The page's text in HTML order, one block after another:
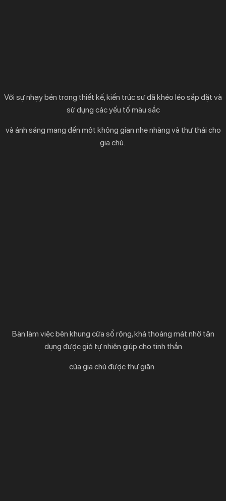
Với sự nhạy bén trong thiết kế, kiến trúc sư đã khéo léo sắp đặt và
sử dụng các yếu tố màu sắc
và ánh sáng mang đến một không gian nhẹ nhàng và thư thái cho
gia chủ.
Bàn làm việc bên khung cửa sổ rộng, khá thoáng mát nhờ tận
dụng được gió tự nhiên giúp cho tinh thần
của gia chủ được thư giãn.